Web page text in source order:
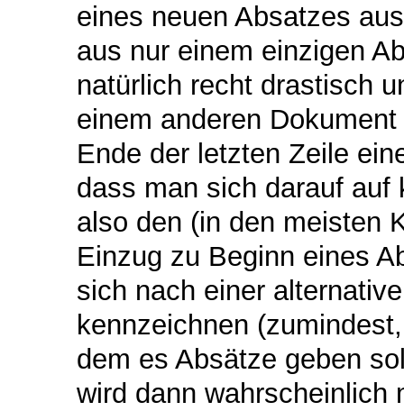
eines neuen Absatzes
aus nur einem einzigen
natürlich recht drastisch
einem anderen
Ende der letzten Zeile
dass man sich darauf auf
also den (in den meisten
Einzug zu Beginn eines
sich nach einer
kennzeichnen
dem es Absätze geben
wird dann wahrscheinlich